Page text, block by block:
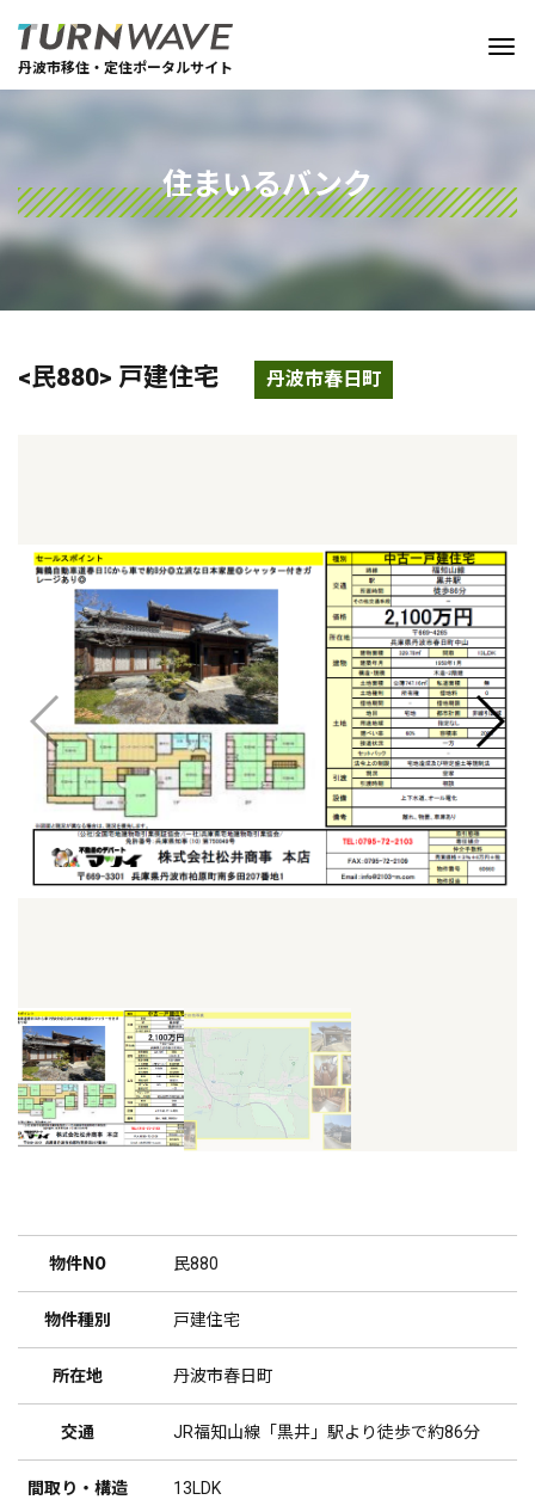
丹波市移住・定住ポータルサイト
住まいるバンク
<民880> 戸建住宅 丹波市春日町
物件NO 民880
物件種別 戸建住宅
所在地 丹波市春日町
交通 JR福知山線「黒井」駅より徒歩で約86分
間取り・構造 13LDK